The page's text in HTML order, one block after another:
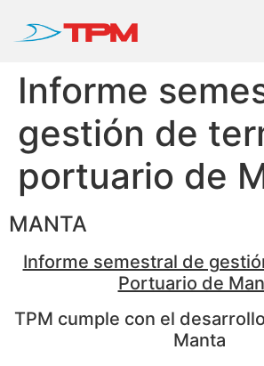
Informe
gestión de
portuario de
MANTA
Informe semestral de
Portuario de
TPM cumple con el
Manta